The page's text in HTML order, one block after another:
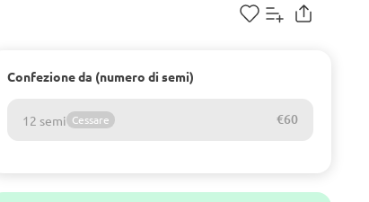
Confezione da (numero di semi)
12 semi Cessare €60